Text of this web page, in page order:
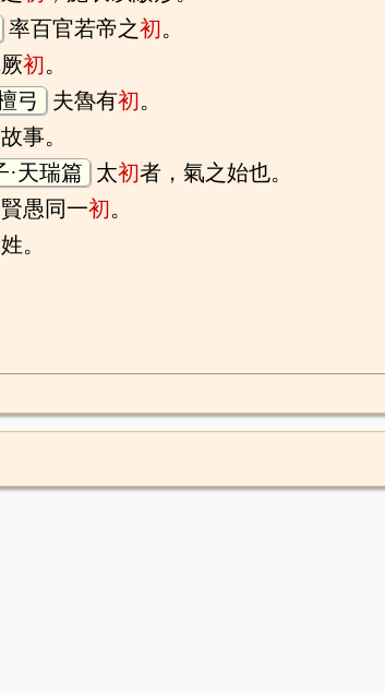
率百官若帝之初。
初。
弓 夫魯有初。
事。
·天瑞篇 太初者，氣之始也。
賢愚同一初。
。